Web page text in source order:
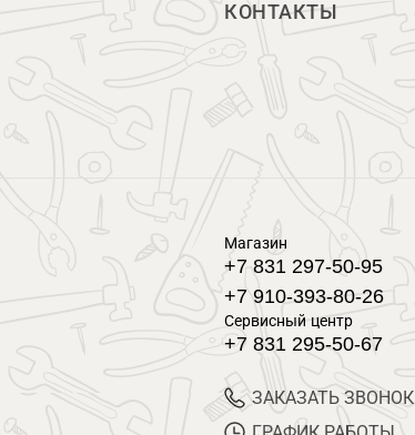
КОНТАКТЫ
Магазин
+7 831 297-50-95
+7 910-393-80-26
Сервисный центр
+7 831 295-50-67
ЗАКАЗАТЬ ЗВОНОК